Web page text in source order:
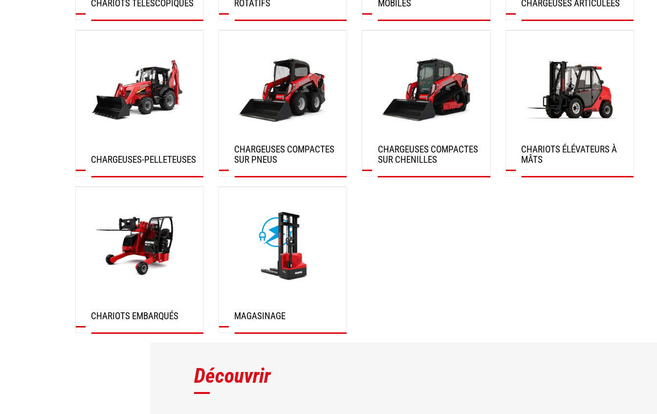
CHARIOTS TÉLESCOPIQUES ROTATIFS MOBILES CHARGEUSES ARTICULÉES
CHARGEUSES-PELLETEUSES
CHARGEUSES COMPACTES
SUR PNEUS
CHARGEUSES COMPACTES
SUR CHENILLES
CHARIOTS ÉLÉVATEURS À
MÂTS
CHARIOTS EMBARQUÉS MAGASINAGE
Découvrir